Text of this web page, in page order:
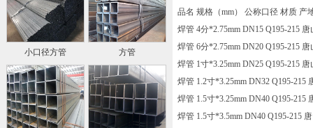
小口径方管 方管
品名 规格（mm） 公称口径 材质 产
焊管 4分*2.75mm DN15 Q195-215 唐
焊管 6分*2.75mm DN20 Q195-215 唐
焊管 1寸*3.25mm DN25 Q195-215 唐
焊管 1.2寸*3.25mm DN32 Q195-215
焊管 1.5寸*3.25mm DN40 Q195-215
焊管 1.5寸*3.5mm DN40 Q195-215